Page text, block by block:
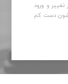
و ورود
دست کم